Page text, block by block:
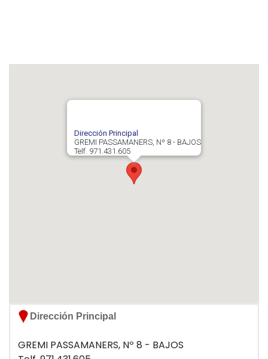
Dirección Principal
GREMI PASSAMANERS, Nº 8 - BAJOS
Telf. 971.431.605
Dirección Principal
GREMI PASSAMANERS, Nº 8 - BAJOS